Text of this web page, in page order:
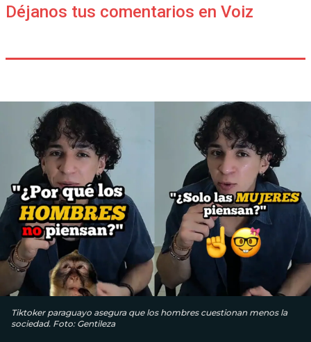
Déjanos tus comentarios en Voiz
Tiktoker paraguayo asegura que los hombres cuestionan menos la
sociedad. Foto: Gentileza